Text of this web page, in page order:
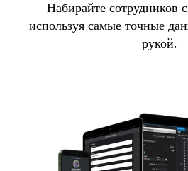
Набирайте сотрудников
используя самые точные
рукой.